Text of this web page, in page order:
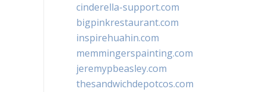
cinderella-support.com
bigpinkrestaurant.com
inspirehuahin.com
memmingerspainting.com
jeremypbeasley.com
thesandwichdepotcos.com